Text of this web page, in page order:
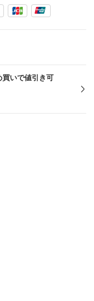
買いで値引き可